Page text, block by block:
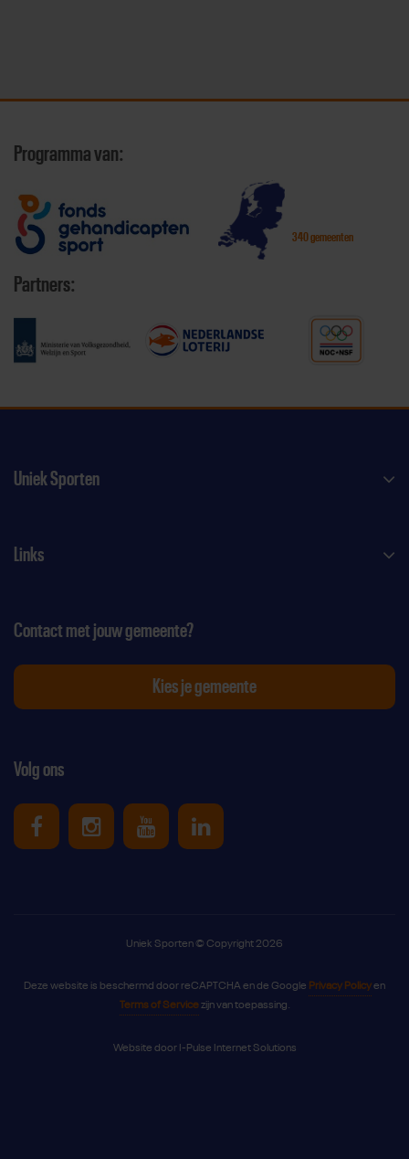
Programma van:
340 gemeenten
Partners:
Uniek Sporten
Links
Volg ons
Uniek Sporten op Facebook
Uniek Sporten op Instagram
Uniek Sporten op Youtube
Uniek Sporten op
Contact met jouw gemeente?
Kies je gemeente
Uniek Sporten © Copyright 2026
Deze website is beschermd door reCAPTCHA en de Google Privacy Policyen
Terms of Servicezijn van toepassing.
Website door I-Pulse Internet Solutions